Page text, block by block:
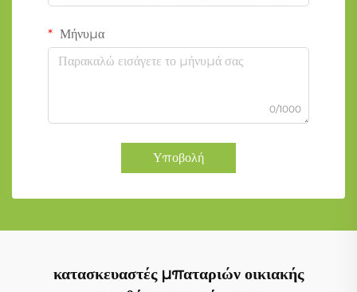
Μήνυμα
0/1000
Υποβολή
κατασκευαστές μπαταριών οικιακής